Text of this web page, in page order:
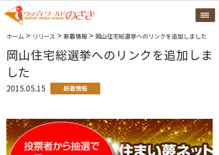
ホーム > リリース >新着情報 > 岡山住宅総選挙へのリンクを追加しました
岡山住宅総選挙へのリンクを追加しま
した
2015.05.15